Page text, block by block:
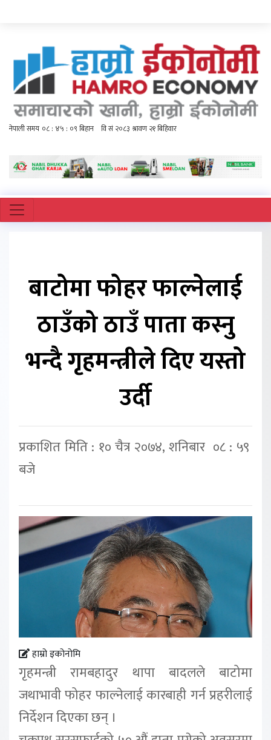
बाटोमा फोहर फाल्नेलाई
ठाउँको ठाउँ पाता कस्नु
भन्दै गृहमन्त्रीले दिए यस्तो
उर्दी
प्रकाशित मिति : १० चैत्र २०७४, शनिबार ०८ : ५९
बजे
हाम्रो इकोनोमि
गृहमन्त्री रामबहादुर थापा बादलले बाटोमा
जथाभावी फोहर फाल्नेलाई कारबाही गर्न प्रहरीलाई
निर्देशन दिएका छन् ।